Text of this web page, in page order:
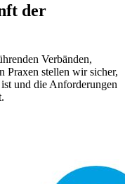
der
Verbänden,
Praxen stellen wir sicher,
und die Anforderungen